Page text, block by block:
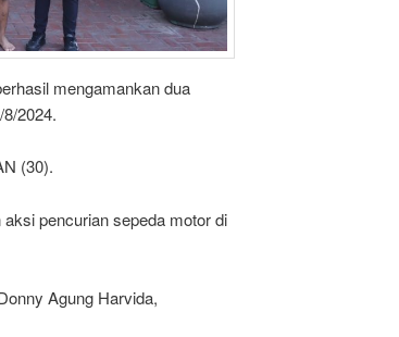
mengamankan dua
2024.
(30).
pencurian sepeda motor di
Agung Harvida,